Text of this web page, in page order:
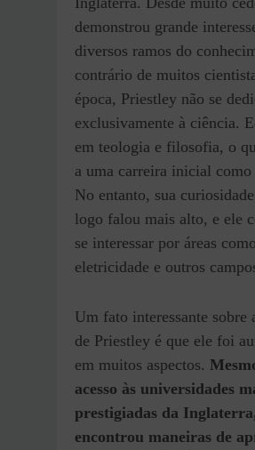
demonstrou grande
diversos ramos do
contrário de muitos
época, Priestley não se
exclusivamente à ciência.
em teologia e filosofia, o
a uma carreira inicial como
No entanto, sua
logo falou mais alto, e ele
se interessar por áreas
eletricidade e outros
Um fato interessante sobre
de Priestley é que ele foi
em muitos aspectos.
acesso às universidades
prestigiadas da
encontrou maneiras de